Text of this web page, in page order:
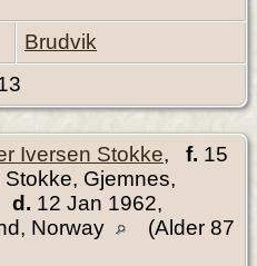
Brudvik
Iversen Stokke, f. 15
Gjemnes,
d. 12 Jan 1962,
Norway
(Alder 87